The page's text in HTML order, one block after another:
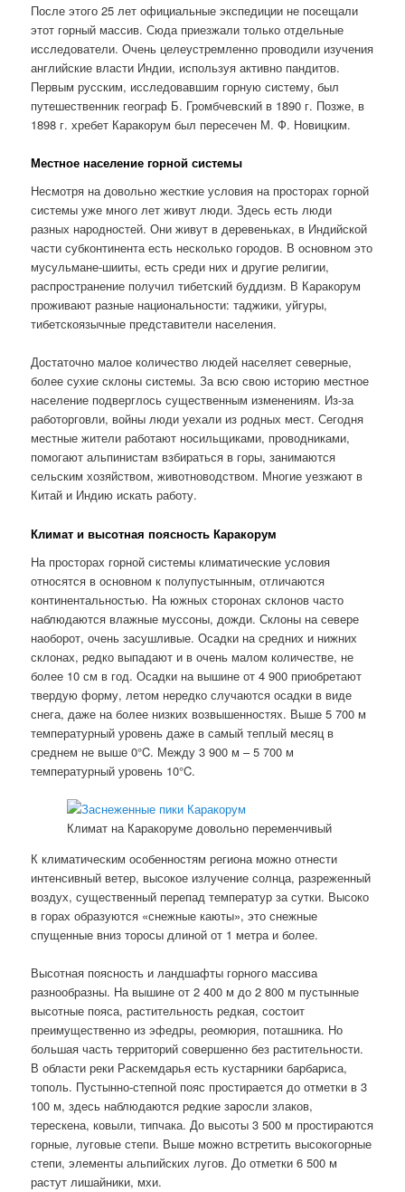
После этого 25 лет официальные экспедиции не посещали
этот горный массив. Сюда приезжали только отдельные
исследователи. Очень целеустремленно проводили изучения
английские власти Индии, используя активно пандитов.
Первым русским, исследовавшим горную систему, был
путешественник географ Б. Громбчевский в 1890 г. Позже, в
1898 г. хребет Каракорум был пересечен М. Ф. Новицким.
Местное население горной системы
Несмотря на довольно жесткие условия на просторах горной
системы уже много лет живут люди. Здесь есть люди
разных народностей. Они живут в деревеньках, в Индийской
части субконтинента есть несколько городов. В основном это
мусульмане-шииты, есть среди них и другие религии,
распространение получил тибетский буддизм. В Каракорум
проживают разные национальности: таджики, уйгуры,
тибетскоязычные представители населения.
Достаточно малое количество людей населяет северные,
более сухие склоны системы. За всю свою историю местное
население подверглось существенным изменениям. Из-за
работорговли, войны люди уехали из родных мест. Сегодня
местные жители работают носильщиками, проводниками,
помогают альпинистам взбираться в горы, занимаются
сельским хозяйством, животноводством. Многие уезжают в
Китай и Индию искать работу.
Климат и высотная поясность Каракорум
На просторах горной системы климатические условия
относятся в основном к полупустынным, отличаются
континентальностью. На южных сторонах склонов часто
наблюдаются влажные муссоны, дожди. Склоны на севере
наоборот, очень засушливые. Осадки на средних и нижних
склонах, редко выпадают и в очень малом количестве, не
более 10 см в год. Осадки на вышине от 4 900 приобретают
твердую форму, летом нередко случаются осадки в виде
снега, даже на более низких возвышенностях. Выше 5 700 м
температурный уровень даже в самый теплый месяц в
среднем не выше 0°C. Между 3 900 м – 5 700 м
температурный уровень 10°C.
Климат на Каракоруме довольно переменчивый
К климатическим особенностям региона можно отнести
интенсивный ветер, высокое излучение солнца, разреженный
воздух, существенный перепад температур за сутки. Высоко
в горах образуются «снежные каюты», это снежные
спущенные вниз торосы длиной от 1 метра и более.
Высотная поясность и ландшафты горного массива
разнообразны. На вышине от 2 400 м до 2 800 м пустынные
высотные пояса, растительность редкая, состоит
преимущественно из эфедры, реомюрия, поташника. Но
большая часть территорий совершенно без растительности.
В области реки Раскемдарья есть кустарники барбариса,
тополь. Пустынно-степной пояс простирается до отметки в 3
100 м, здесь наблюдаются редкие заросли злаков,
терескена, ковыли, типчака. До высоты 3 500 м простираются
горные, луговые степи. Выше можно встретить высокогорные
степи, элементы альпийских лугов. До отметки 6 500 м
растут лишайники, мхи.